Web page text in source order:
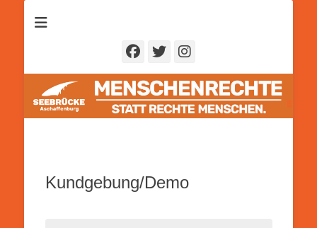
Facebook
Twitter
Instagram
Kundgebung/Demo